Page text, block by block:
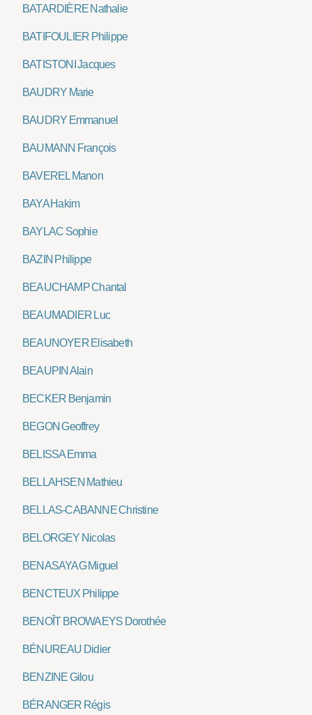
BATARDIÈRE Nathalie
BATIFOULIER Philippe
BATISTONI Jacques
BAUDRY Marie
BAUDRY Emmanuel
BAUMANN François
BAVEREL Manon
BAYA Hakim
BAYLAC Sophie
BAZIN Philippe
BEAUCHAMP Chantal
BEAUMADIER Luc
BEAUNOYER Elisabeth
BEAUPIN Alain
BECKER Benjamin
BEGON Geoffrey
BELISSA Emma
BELLAHSEN Mathieu
BELLAS-CABANNE Christine
BELORGEY Nicolas
BENASAYAG Miguel
BENCTEUX Philippe
BENOÎT BROWAEYS Dorothée
BÉNUREAU Didier
BENZINE Gilou
BÉRANGER Régis